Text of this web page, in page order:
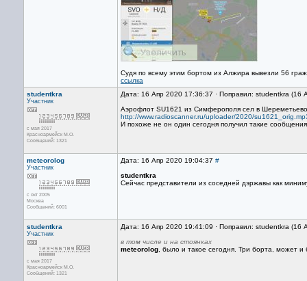
Судя по всему этим бортом из Алжира вывезли 56
ссылка
studentkra
Участник
с мая 2017
Красноармейск М.О.
Сообщений: 1321
Дата: 16 Апр 2020 17:36:37 · Поправил: studentkra (16
Аэрофлот SU1621 из Симферополя сел в
http://www.radioscanner.ru/uploader/2020/
И похоже не он один сегодня получил такие
meteorolog
Участник
с окт 2005
Москва
Сообщений: 6001
Дата: 16 Апр 2020 19:04:37 #
studentkra
Сейчас представители из соседней дэржавы как
studentkra
Участник
с мая 2017
Красноармейск М.О.
Сообщений: 1321
Дата: 16 Апр 2020 19:41:09 · Поправил: studentkra (16
в том числе и на стоянках
meteorolog , было и такое сегодня. Три борта, может